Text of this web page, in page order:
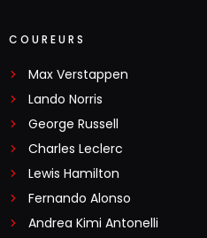
COUREURS
Max Verstappen
Lando Norris
George Russell
Charles Leclerc
Lewis Hamilton
Fernando Alonso
Andrea Kimi Antonelli